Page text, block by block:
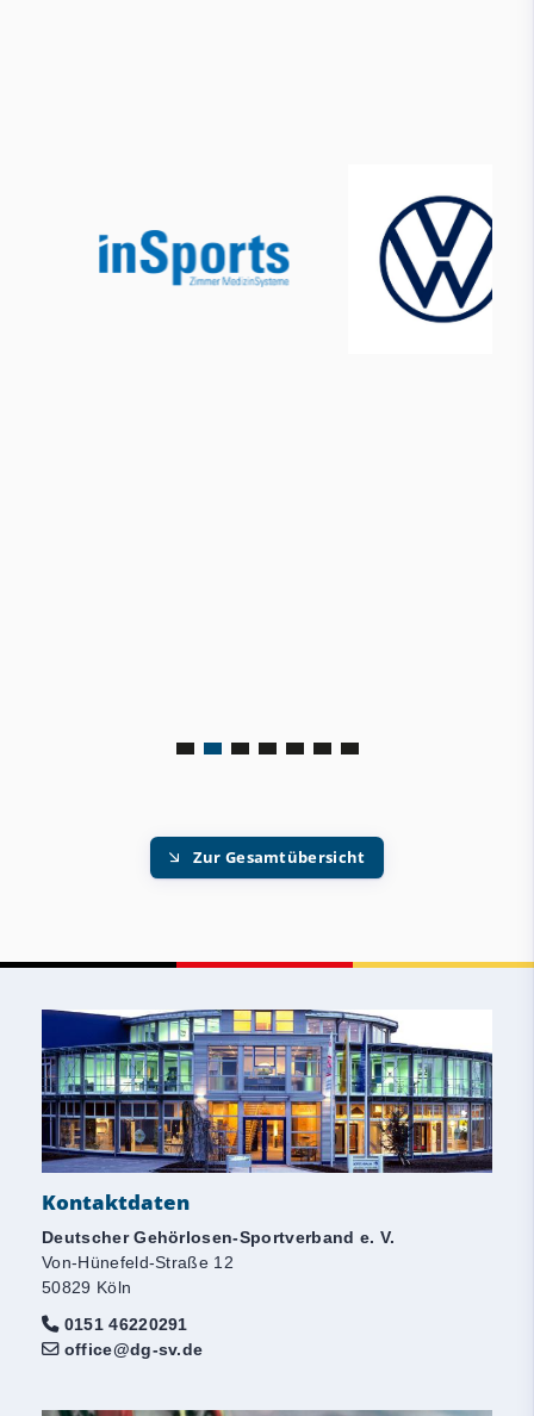
Zur Gesamtübersicht
Kontaktdaten
Deutscher Gehörlosen-Sportverband e. V.
Von-Hünefeld-Straße 12
50829 Köln
0151 46220291
office@dg-sv.de